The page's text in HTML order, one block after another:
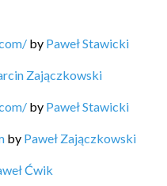
by Paweł Stawicki
Zajączkowski
by Paweł Stawicki
by Paweł Zajączkowski
Ćwik